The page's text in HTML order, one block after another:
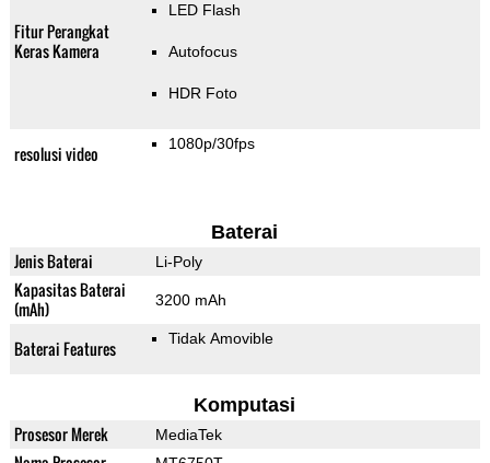
Fitur Perangkat
Keras Kamera
LED Flash
Autofocus
HDR Foto
resolusi video 1080p/30fps
Baterai
Jenis Baterai Li-Poly
Kapasitas Baterai
(mAh)
3200 mAh
Baterai Features Tidak Amovible
Komputasi
Prosesor Merek MediaTek